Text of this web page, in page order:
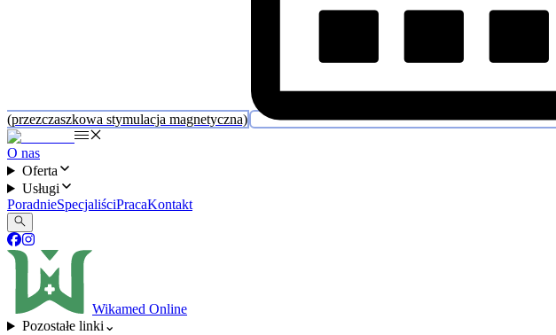
(przezczaszkowa stymulacja magnetyczna)
O nas
Oferta
Usługi
PoradnieSpecjaliściPracaKontakt
Wikamed Online
Pozostałe linki ⌄